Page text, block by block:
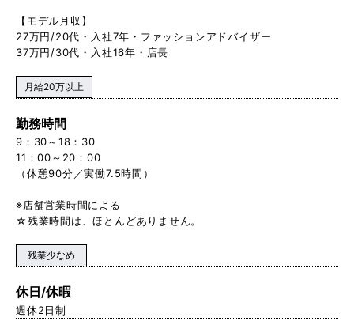
【モデル月収】
27万円/20代・入社7年・ファッションアドバイザー
37万円/30代・入社16年・店長
月給20万以上
勤務時間
9：30～18：30
11：00～20：00
（休憩90分／実働7.5時間）
※店舗営業時間による
☆残業時間は、ほとんどありません。
残業少なめ
休日/休暇
週休2日制